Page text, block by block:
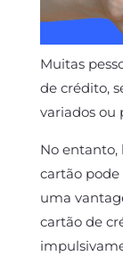
Muitas
de crédito,
variados ou
No
cartão
uma
cartão de